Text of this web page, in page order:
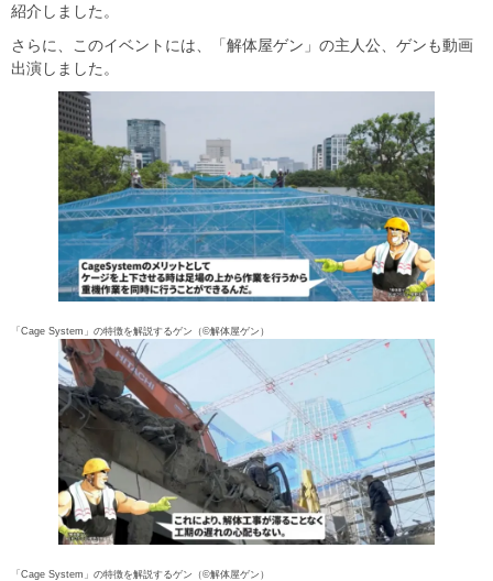
紹介しました。
さらに、このイベントには、「解体屋ゲン」の主人公、ゲンも動画
出演しました。
「Cage System」の特徴を解説するゲン（©解体屋ゲン）
「Cage System」の特徴を解説するゲン（©解体屋ゲン）